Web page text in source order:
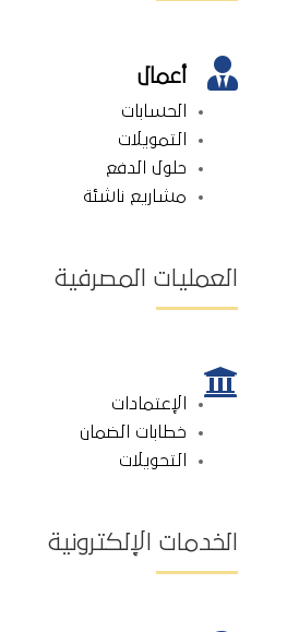
 أعمال
الحسابات
التمويلات
حلول الدفع
مشاريع ناشئة
العمليات المصرفية

الإعتمادات
خطابات الضمان
التحويلات
الخدمات الإلكترونية